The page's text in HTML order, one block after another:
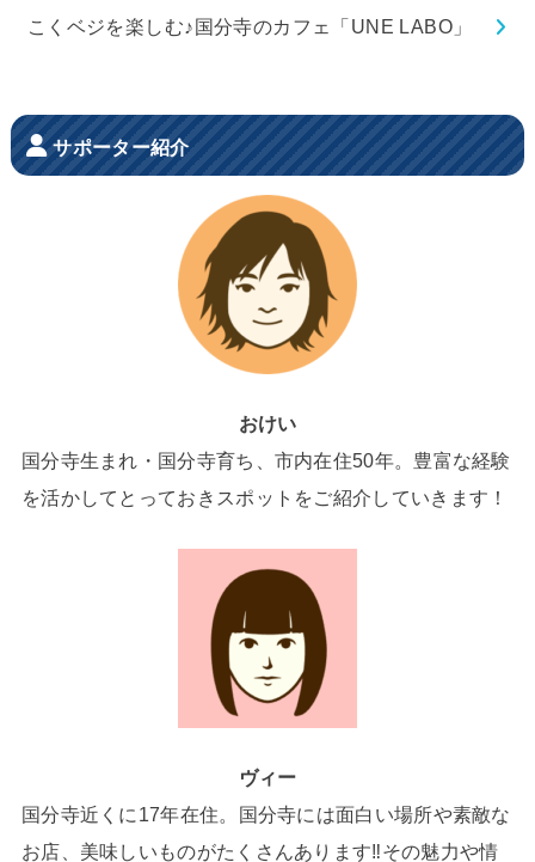
こくベジを楽しむ♪国分寺のカフェ「UNE LABO」
サポーター紹介
おけい
国分寺生まれ・国分寺育ち、市内在住50年。豊富な経験
を活かしてとっておきスポットをご紹介していきます！
ヴィー
国分寺近くに17年在住。国分寺には面白い場所や素敵な
お店、美味しいものがたくさんあります‼その魅力や情